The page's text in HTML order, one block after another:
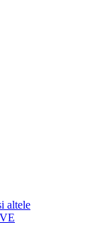
altele